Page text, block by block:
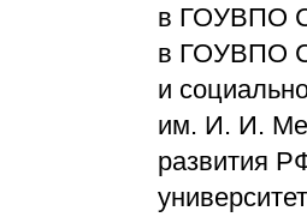
в ГОУВПО
в ГОУВПО
и
им. И. И.
развития